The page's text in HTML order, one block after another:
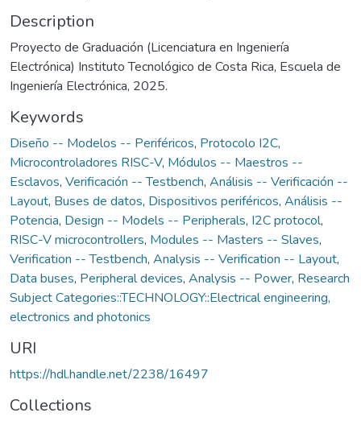
Description
Proyecto de Graduación (Licenciatura en Ingeniería
Electrónica) Instituto Tecnológico de Costa Rica, Escuela de
Ingeniería Electrónica, 2025.
Keywords
Diseño -- Modelos -- Periféricos, Protocolo I2C,
Microcontroladores RISC-V, Módulos -- Maestros --
Esclavos, Verificación -- Testbench, Análisis -- Verificación --
Layout, Buses de datos, Dispositivos periféricos, Análisis --
Potencia, Design -- Models -- Peripherals, I2C protocol,
RISC-V microcontrollers, Modules -- Masters -- Slaves,
Verification -- Testbench, Analysis -- Verification -- Layout,
Data buses, Peripheral devices, Analysis -- Power, Research
Subject Categories::TECHNOLOGY::Electrical engineering,
electronics and photonics
URI
https://hdl.handle.net/2238/16497
Collections